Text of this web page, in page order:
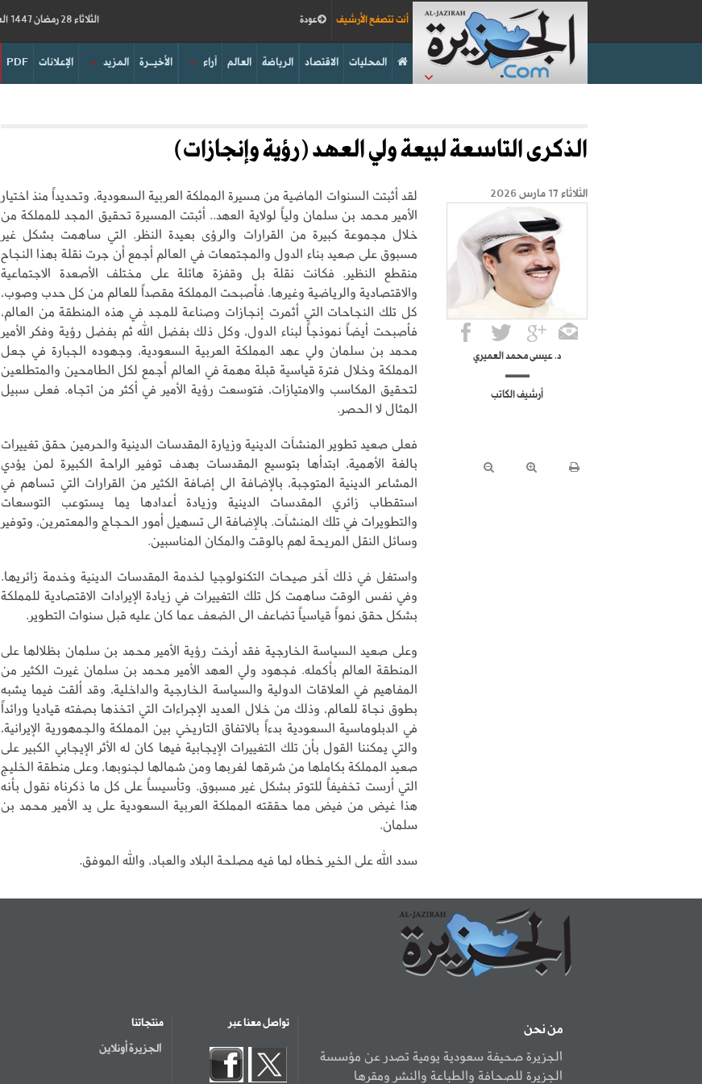
الثلاثاء 28 رمضان 1447 العدد 19212 عودة أنت تتصفح الأرشيف
PDF الإعلانات المزيد الأخيــرة آراء العالم الرياضة الاقتصاد المحليات
الذكرى التاسعة لبيعة ولي العهد (رؤية وإنجازات)
الثلاثاء 17 مارس 2026
د. عيسى محمد العميري
أرشيف الكاتب
لقد أثبتت السنوات الماضية من مسيرة المملكة العربية السعودية، وتحديداً منذ اختيار
الأمير محمد بن سلمان ولياً لولاية العهد.. أثبتت المسيرة تحقيق المجد للمملكة من
خلال مجموعة كبيرة من القرارات والرؤى بعيدة النظر. التي ساهمت بشكل غير
مسبوق على صعيد بناء الدول والمجتمعات في العالم أجمع أن جرت نقلة بهذا النجاح
منقطع النظير. فكانت نقلة بل وقفزة هائلة على مختلف الأصعدة الاجتماعية
والاقتصادية والرياضية وغيرها. فأصبحت المملكة مقصداً للعالم من كل حدب وصوب،
كل تلك النجاحات التي أثمرت إنجازات وصناعة للمجد في هذه المنطقة من العالم،
فأصبحت أيضاً نموذجاً لبناء الدول، وكل ذلك بفضل الله ثم بفضل رؤية وفكر الأمير
محمد بن سلمان ولي عهد المملكة العربية السعودية، وجهوده الجبارة في جعل
المملكة وخلال فترة قياسية قبلة مهمة في العالم أجمع لكل الطامحين والمتطلعين
لتحقيق المكاسب والامتيازات، فتوسعت رؤية الأمير في أكثر من اتجاه. فعلى سبيل
المثال لا الحصر.
فعلى صعيد تطوير المنشآت الدينية وزيارة المقدسات الدينية والحرمين حقق تغييرات
بالغة الأهمية، ابتدأها بتوسيع المقدسات بهدف توفير الراحة الكبيرة لمن يؤدي
المشاعر الدينية المتوجبة، بالإضافة الى إضافة الكثير من القرارات التي تساهم في
استقطاب زائري المقدسات الدينية وزيادة أعدادها يما يستوعب التوسعات
والتطويرات في تلك المنشآت. بالإضافة الى تسهيل أمور الحجاج والمعتمرين، وتوفير
وسائل النقل المريحة لهم بالوقت والمكان المناسبين.
واستغل في ذلك آخر صيحات التكنولوجيا لخدمة المقدسات الدينية وخدمة زائريها.
وفي نفس الوقت ساهمت كل تلك التغييرات في زيادة الإيرادات الاقتصادية للمملكة
بشكل حقق نمواً قياسياً تضاعف الى الضعف عما كان عليه قبل سنوات التطوير.
وعلى صعيد السياسة الخارجية فقد أرخت رؤية الأمير محمد بن سلمان بظلالها على
المنطقة العالم بأكمله. فجهود ولي العهد الأمير محمد بن سلمان غيرت الكثير من
المفاهيم في العلاقات الدولية والسياسة الخارجية والداخلية، وقد ألقت فيما يشبه
بطوق نجاة للعالم، وذلك من خلال العديد الإجراءات التي اتخذها بصفته قياديا ورائداً
في الدبلوماسية السعودية بدءاً بالاتفاق التاريخي بين المملكة والجمهورية الإيرانية،
والتي يمكننا القول بأن تلك التغييرات الإيجابية فيها كان له الأثر الإيجابي الكبير على
صعيد المملكة بكاملها من شرقها لغربها ومن شمالها لجنوبها، وعلى منطقة الخليج
التي أرست تخفيفاً للتوتر بشكل غير مسبوق. وتأسيساً على كل ما ذكرناه نقول بأنه
هذا غيض من فيض مما حققته المملكة العربية السعودية على يد الأمير محمد بن
سلمان.
سدد الله على الخير خطاه لما فيه مصلحة البلاد والعباد، والله الموفق.
من نحن
الجزيرة صحيفة سعودية يومية تصدر عن مؤسسة
الجزيرة للصحافة والطباعة والنشر ومقرها
تواصل معنا عبر منتجاتنا
الجزيرة أونلاين